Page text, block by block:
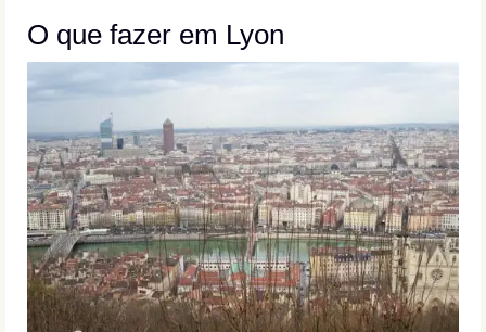
O que fazer em Lyon